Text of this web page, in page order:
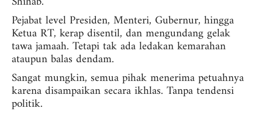
Pejabat level Presiden, Menteri, Gubernur, hingga
Ketua RT, kerap disentil, dan mengundang gelak
tawa jamaah. Tetapi tak ada ledakan kemarahan
ataupun balas dendam.
Sangat mungkin, semua pihak menerima petuahnya
karena disampaikan secara ikhlas. Tanpa tendensi
politik.